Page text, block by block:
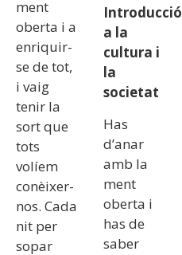
ment
oberta i a
enriquir-
se de tot,
i vaig
tenir la
sort que
tots
volíem
conèixer-
nos. Cada
nit per
sopar
Introducció
a la
cultura i
la
societat
Has
d’anar
amb la
ment
oberta i
has de
saber